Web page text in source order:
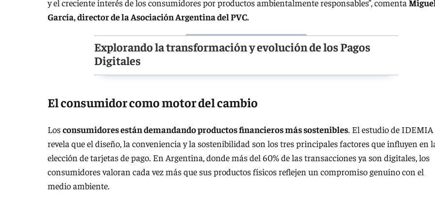
y el creciente interés de los consumidores por productos ambientalmente responsables”, comenta
García, director de la Asociación Argentina del PVC.
Explorando la transformación y evolución de los Pagos
Digitales
El consumidor como motor del cambio
Losconsumidores están demandando productos financieros más sostenibles. El estudio de IDEMIA
revela que el diseño, la conveniencia y la sostenibilidad son los tres principales factores que influyen en
elección de tarjetas de pago. En Argentina, donde más del 60% de las transacciones ya son digitales, los
consumidores valoran cada vez más que sus productos físicos reflejen un compromiso genuino con el
medio ambiente.